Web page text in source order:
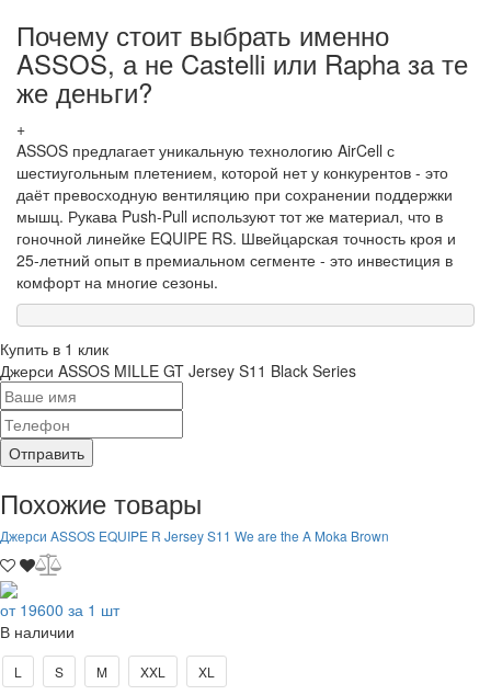
Почему стоит выбрать именно
ASSOS, а не Castelli или Rapha за те
же деньги?
+
ASSOS предлагает уникальную технологию AirCell с
шестиугольным плетением, которой нет у конкурентов - это
даёт превосходную вентиляцию при сохранении поддержки
мышц. Рукава Push-Pull используют тот же материал, что в
гоночной линейке EQUIPE RS. Швейцарская точность кроя и
25-летний опыт в премиальном сегменте - это инвестиция в
комфорт на многие сезоны.
Купить в 1 клик
Джерси ASSOS MILLE GT Jersey S11 Black Series
Отправить
Похожие товары
Джерси ASSOS EQUIPE R Jersey S11 We are the A Moka Brown
от 19600 за 1 шт
В наличии
L S M XXL XL